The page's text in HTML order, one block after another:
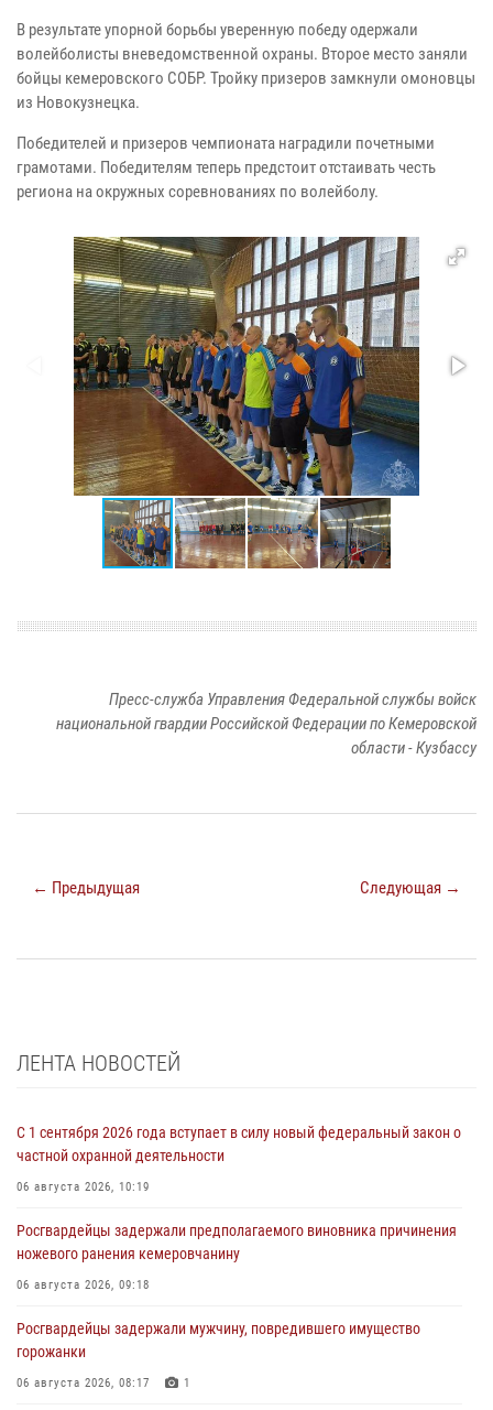
В результате упорной борьбы уверенную победу одержали
волейболисты вневедомственной охраны. Второе место заняли
бойцы кемеровского СОБР. Тройку призеров замкнули омоновцы
из Новокузнецка.
Победителей и призеров чемпионата наградили почетными
грамотами. Победителям теперь предстоит отстаивать честь
региона на окружных соревнованиях по волейболу.
Пресс-служба Управления Федеральной службы войск
национальной гвардии Российской Федерации по Кемеровской
области - Кузбассу
← Предыдущая Следующая →
ЛЕНТА НОВОСТЕЙ
С 1 сентября 2026 года вступает в силу новый федеральный закон о
частной охранной деятельности
06 августа 2026, 10:19
Росгвардейцы задержали предполагаемого виновника причинения
ножевого ранения кемеровчанину
06 августа 2026, 09:18
Росгвардейцы задержали мужчину, повредившего имущество
горожанки
06 августа 2026, 08:17 1